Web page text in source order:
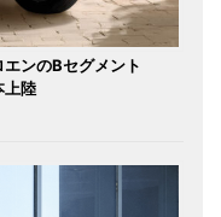
ンのBセグメント
上陸